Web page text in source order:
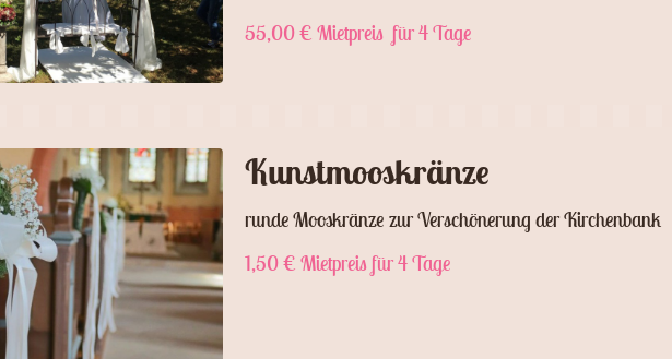
55,00 € Mietpreis für 4 Tage
Kunstmooskränze
runde Mooskränze zur Verschönerung der Kirchenbank
1,50 € Mietpreis für 4 Tage